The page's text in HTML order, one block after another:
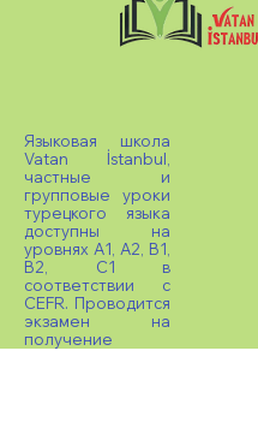
Языковая школа
Vatan İstanbul,
частные и
групповые уроки
турецкого языка
доступны на
уровнях A1, A2, B1,
B2, C1 в
соответствии с
CEFR. Проводится
экзамен на
получение